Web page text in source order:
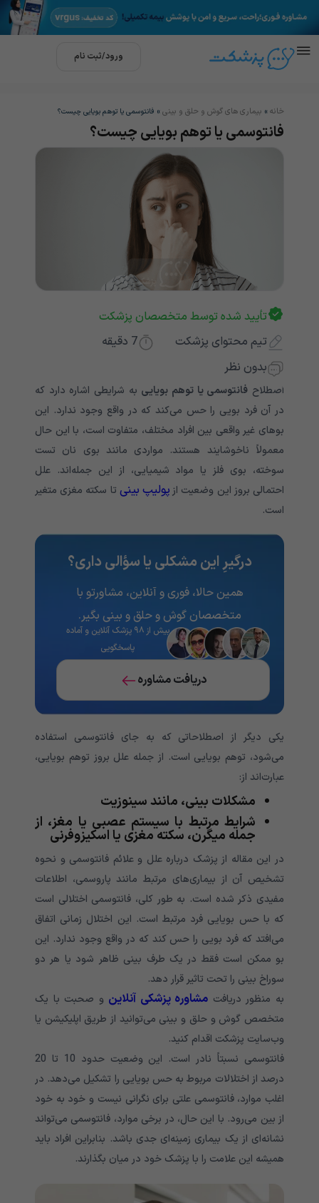
ورود/ثبت نام
خانه » بیماری های گوش و حلق و بینی » فانتوسمی یا توهم بویایی چیست؟
فانتوسمی یا توهم بویایی چیست؟
تأیید شده توسط متخصصان پزشکت
تیم محتوای پزشکت
7 دقیقه
بدون نظر
اصطلاح فانتوسمی یا توهم بویایی به شرایطی اشاره دارد که
در آن فرد بویی را حس می‌کند که در واقع وجود ندارد. این
بوهای غیر واقعی بین افراد مختلف، متفاوت است، با این حال
معمولاً ناخوشایند هستند. مواردی مانند بوی نان تست
سوخته، بوی فلز یا مواد شیمیایی، از این جمله‌اند. علل
احتمالی بروز این وضعیت از پولیپ بینی تا سکته مغزی متغیر
است.
درگیرِ این مشکلی یا سؤالی داری؟
همین حالا، فوری و آنلاین، مشاورتو با
متخصصان گوش و حلق و بینی بگیر.
بیش از ۹۸ پزشک آنلاین و آماده
پاسخگویی
دریافت مشاوره
یکی دیگر از اصطلاحاتی که به جای فانتوسمی استفاده
می‌شود، توهم بویایی است. از جمله علل بروز توهم بویایی،
عبارت‌اند از:
مشکلات بینی، مانند سینوزیت
شرایط مرتبط با سیستم عصبی یا مغز، از
جمله میگرن، سکته مغزی یا اسکیزوفرنی
در این مقاله از پزشک درباره علل و علائم فانتوسمی و نحوه
تشخیص آن از بیماری‌های مرتبط مانند پاروسمی، اطلاعات
مفیدی ذکر شده است. به طور کلی، فانتوسمی اختلالی است
که با حس بویایی فرد مرتبط است. این اختلال زمانی اتفاق
می‌افتد که فرد بویی را حس کند که در واقع وجود ندارد. این
بو ممکن است فقط در یک طرف بینی ظاهر شود یا هر دو
سوراخ بینی را تحت تاثیر قرار دهد.
به منظور دریافت مشاوره پزشکی آنلاین و صحبت با یک
متخصص گوش و حلق و بینی می‌توانید از طریق اپلیکیشن یا
وب‌سایت پزشکت اقدام کنید.
فانتوسمی نسبتاً نادر است. این وضعیت حدود 10 تا 20
درصد از اختلالات مربوط به حس بویایی را تشکیل می‌دهد. در
اغلب موارد، فانتوسمی علتی برای نگرانی نیست و خود به خود
از بین می‌رود. با این حال، در برخی موارد، فانتوسمی می‌تواند
نشانه‌ای از یک بیماری زمینه‌ای جدی باشد. بنابراین افراد باید
همیشه این علامت را با پزشک خود در میان بگذارند.